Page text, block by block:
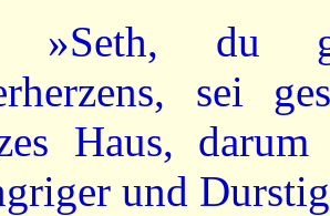
»Seth, du
sei
Haus,
und